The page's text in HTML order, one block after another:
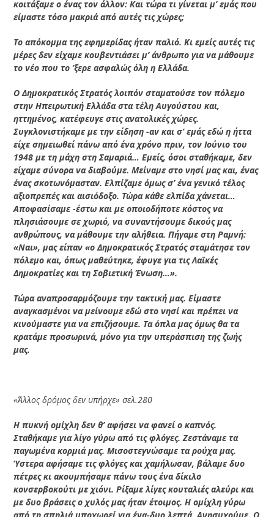
κοιτάξαμε ο ένας τον άλλον: Και τώρα τι γίνεται μ’ εμάς που
είμαστε τόσο μακριά από αυτές τις χώρες;
Το απόκομμα της εφημερίδας ήταν παλιό. Κι εμείς αυτές τις
μέρες δεν είχαμε κουβεντιάσει μ’ άνθρωπο για να μάθουμε
το νέο που το ’ξερε ασφαλώς όλη η Ελλάδα.
Ο Δημοκρατικός Στρατός λοιπόν σταματούσε τον πόλεμο
στην Ηπειρωτική Ελλάδα στα τέλη Αυγούστου και,
ηττημένος, κατέφευγε στις ανατολικές χώρες.
Συγκλονιστήκαμε με την είδηση -αν και σ’ εμάς εδώ η ήττα
είχε σημειωθεί πάνω από ένα χρόνο πριν, τον Ιούνιο του
1948 με τη μάχη στη Σαμαριά… Εμείς, όσοι σταθήκαμε, δεν
είχαμε σύνορα να διαβούμε. Μείναμε στο νησί μας και, ένας
ένας σκοτωνόμασταν. Ελπίζαμε όμως σ’ ένα γενικό τέλος
αξιοπρεπές και αισιόδοξο. Τώρα κάθε ελπίδα χάνεται…
Αποφασίσαμε -έστω και με οποιοδήποτε κόστος να
πλησιάσουμε σε χωριό, να συναντήσουμε δικούς μας
ανθρώπους, να μάθουμε την αλήθεια. Πήγαμε στη Ραμνή:
«Ναι», μας είπαν «ο Δημοκρατικός Στρατός σταμάτησε τον
πόλεμο και, όπως μαθεύτηκε, έφυγε για τις Λαϊκές
Δημοκρατίες και τη Σοβιετική Ένωση…».
Τώρα αναπροσαρμόζουμε την τακτική μας. Είμαστε
αναγκασμένοι να μείνουμε εδώ στο νησί και πρέπει να
κινούμαστε για να επιζήσουμε. Τα όπλα μας όμως θα τα
κρατάμε προσωρινά, μόνο για την υπεράσπιση της ζωής
μας.
«Άλλος δρόμος δεν υπήρχε» σελ.280
Η πυκνή ομίχλη δεν θ’ αφήσει να φανεί ο καπνός.
Σταθήκαμε για λίγο γύρω από τις φλόγες. Ζεστάναμε τα
παγωμένα κορμιά μας. Μισοστεγνώσαμε τα ρούχα μας.
Ύστερα αφήσαμε τις φλόγες και χαμήλωσαν, βάλαμε δυο
πέτρες κι ακουμπήσαμε πάνω τους ένα δίκιλο
κονσερβοκούτι με χιόνι. Ρίξαμε λίγες κουταλιές αλεύρι και
με δυο βράσεις ο χυλός μας ήταν έτοιμος. Η ομίχλη γύρω
από τη σπηλιά υποχωρεί για ένα-δυο λεπτά. Ανησυχούμε. Ο